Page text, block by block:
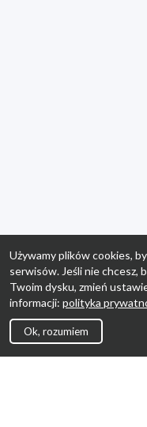
Używamy plików cookies,
serwisów. Jeśli nie chcesz,
Twoim dysku, zmień
informacji: polityka
Ok, rozumiem